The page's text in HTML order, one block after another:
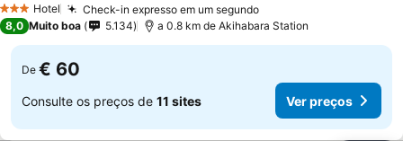
3 EstrelasHotel Check-in expresso em um segundo
8,0 Muito boa 5.134 a 0.8 km de Akihabara Station
De € 60
Consulte os preços de 11 sites Ver preços